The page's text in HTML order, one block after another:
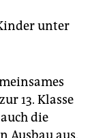
unter
13. Klasse
die